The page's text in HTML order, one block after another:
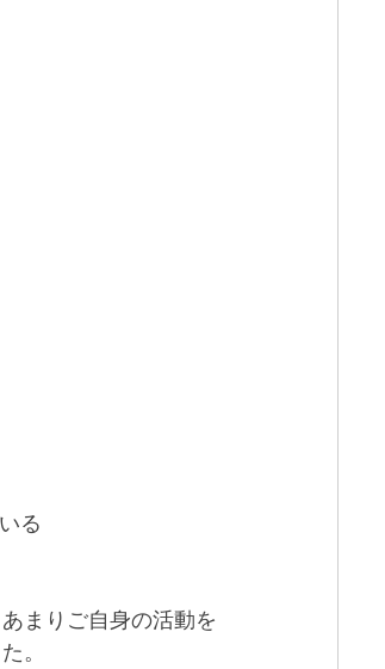
る
まりご自身の活動を
。